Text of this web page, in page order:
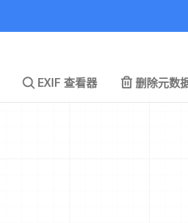
EXIF 查看器 删除元数